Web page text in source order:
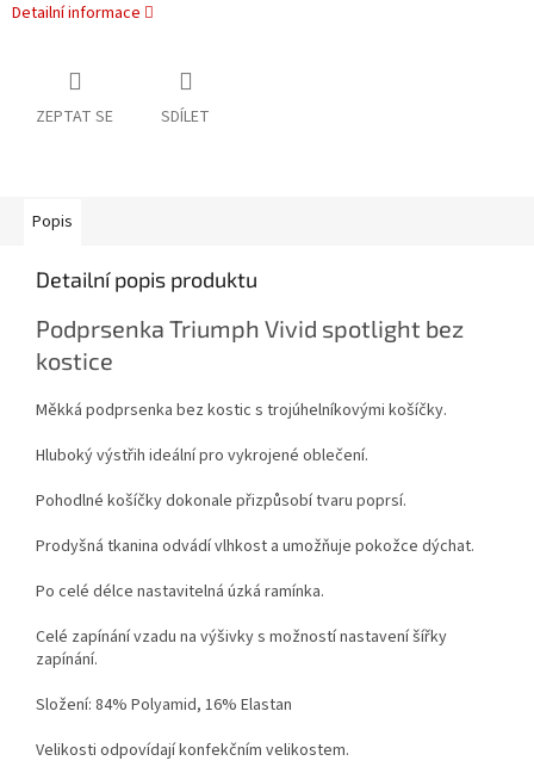
Detailní informace
ZEPTAT SE SDÍLET
Popis
Detailní popis produktu
Podprsenka Triumph Vivid spotlight bez
kostice
Měkká podprsenka bez kostic s trojúhelníkovými košíčky.
Hluboký výstřih ideální pro vykrojené oblečení.
Pohodlné košíčky dokonale přizpůsobí tvaru poprsí.
Prodyšná tkanina odvádí vlhkost a umožňuje pokožce dýchat.
Po celé délce nastavitelná úzká ramínka.
Celé zapínání vzadu na výšivky s možností nastavení šířky
zapínání.
Složení: 84% Polyamid, 16% Elastan
Velikosti odpovídají konfekčním velikostem.